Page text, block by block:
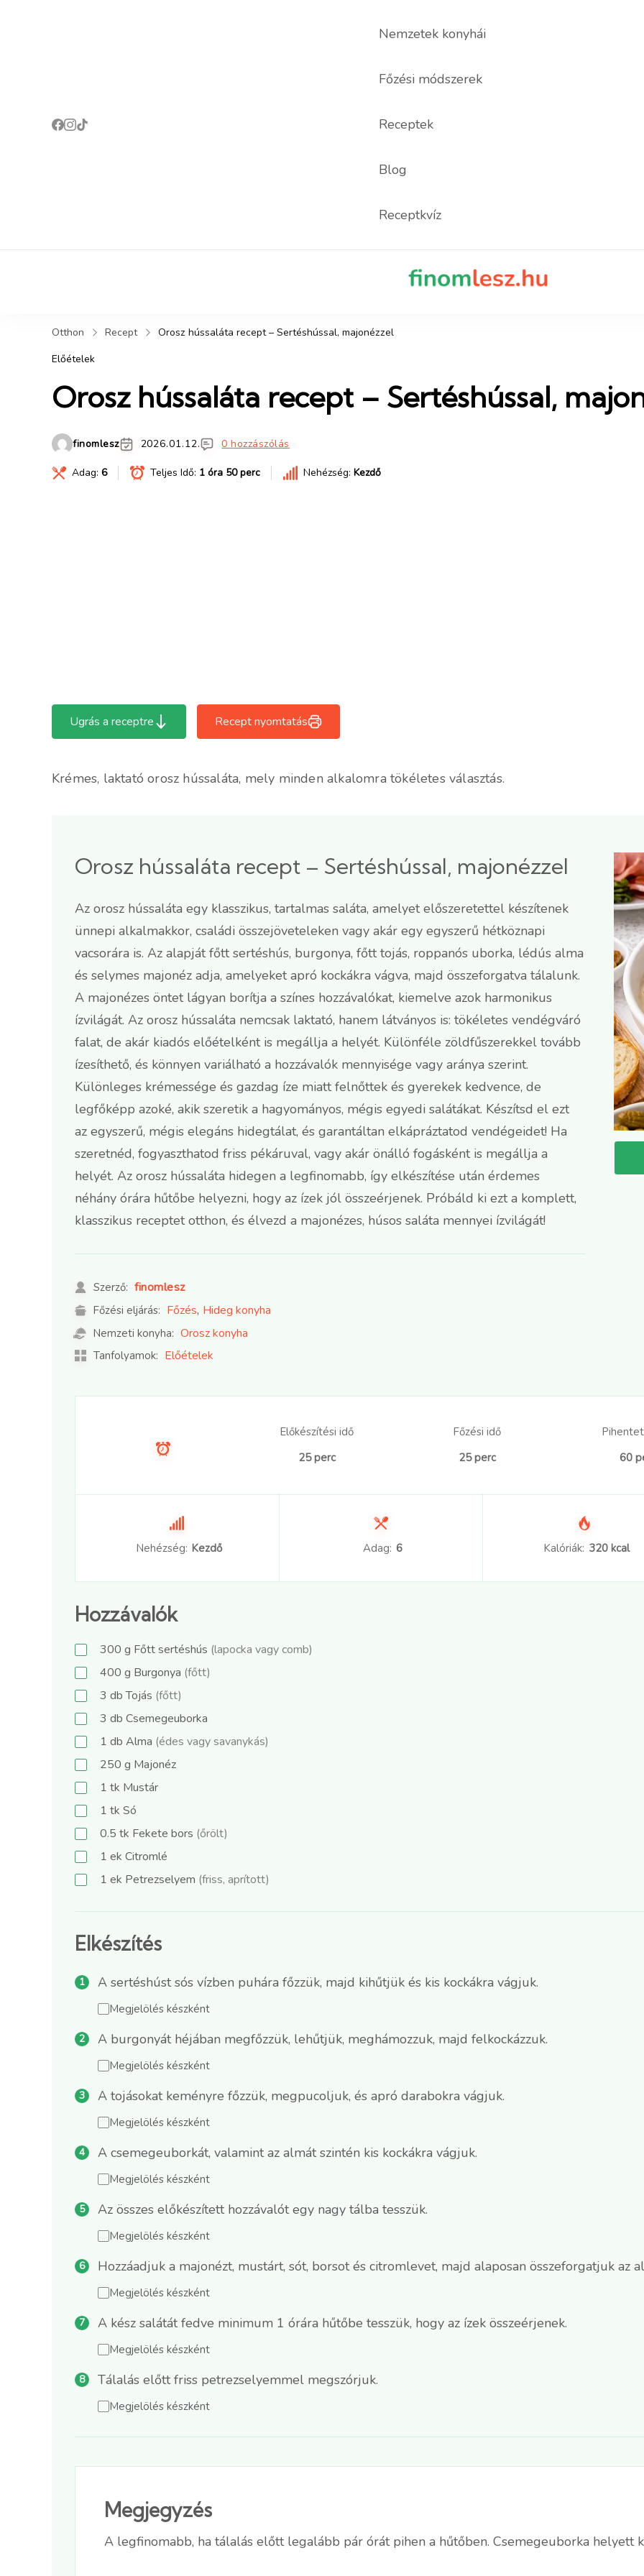
Nemzetek konyhái
Főzési módszerek
Receptek
Blog
Receptkvíz
Otthon Recept
Orosz hússaláta recept – Sertéshússal, majonézzel
Előételek
Orosz hússaláta recept – Sertéshússal,
finomlesz 2026.01.12. 0 hozzászólás
Adag: 6 Teljes Idő: 1 óra 50 perc Nehézség: Kezdő
Ugrás a receptre Recept nyomtatás
Krémes, laktató orosz hússaláta, mely minden alkalomra tökéletes választás.
Orosz hússaláta recept – Sertéshússal, majonézzel
Az orosz hússaláta egy klasszikus, tartalmas saláta, amelyet előszeretettel készítenek
ünnepi alkalmakkor, családi összejöveteleken vagy akár egy egyszerű hétköznapi
vacsorára is. Az alapját főtt sertéshús, burgonya, főtt tojás, roppanós uborka, lédús alma
és selymes majonéz adja, amelyeket apró kockákra vágva, majd összeforgatva tálalunk.
A majonézes öntet lágyan borítja a színes hozzávalókat, kiemelve azok harmonikus
ízvilágát. Az orosz hússaláta nemcsak laktató, hanem látványos is: tökéletes vendégváró
falat, de akár kiadós előételként is megállja a helyét. Különféle zöldfűszerekkel tovább
ízesíthető, és könnyen variálható a hozzávalók mennyisége vagy aránya szerint.
Különleges krémessége és gazdag íze miatt felnőttek és gyerekek kedvence, de
legfőképp azoké, akik szeretik a hagyományos, mégis egyedi salátákat. Készítsd el ezt
az egyszerű, mégis elegáns hidegtálat, és garantáltan elkápráztatod vendégeidet! Ha
szeretnéd, fogyaszthatod friss pékáruval, vagy akár önálló fogásként is megállja a
helyét. Az orosz hússaláta hidegen a legfinomabb, így elkészítése után érdemes
néhány órára hűtőbe helyezni, hogy az ízek jól összeérjenek. Próbáld ki ezt a komplett,
klasszikus receptet otthon, és élvezd a majonézes, húsos saláta mennyei ízvilágát!
Szerző: finomlesz
Főzési eljárás: Főzés, Hideg konyha
Nemzeti konyha: Orosz konyha
Tanfolyamok: Előételek
Előkészítési idő
25 perc
Főzési idő
25 perc
60
Nehézség: Kezdő Adag: 6 Kalóriák: 320 kcal
Hozzávalók
300 g Főtt sertéshús (lapocka vagy comb)
400 g Burgonya (főtt)
3 dbTojás (főtt)
3 db Csemegeuborka
1 db Alma (édes vagy savanykás)
250 g Majonéz
1 tk Mustár
1 tk Só
0.5 tk Fekete bors (őrölt)
1 ek Citromlé
1 ek Petrezselyem (friss, aprított)
Elkészítés
A sertéshúst sós vízben puhára főzzük, majd kihűtjük és kis kockákra vágjuk.
Megjelölés készként
A burgonyát héjában megfőzzük, lehűtjük, meghámozzuk, majd felkockázzuk.
Megjelölés készként
A tojásokat keményre főzzük, megpucoljuk, és apró darabokra vágjuk.
Megjelölés készként
A csemegeuborkát, valamint az almát szintén kis kockákra vágjuk.
Megjelölés készként
Az összes előkészített hozzávalót egy nagy tálba tesszük.
Megjelölés készként
Hozzáadjuk a majonézt, mustárt, sót, borsot és citromlevet, majd alaposan összeforgatjuk az
Megjelölés készként
A kész salátát fedve minimum 1 órára hűtőbe tesszük, hogy az ízek összeérjenek.
Megjelölés készként
Tálalás előtt friss petrezselyemmel megszórjuk.
Megjelölés készként
Megjegyzés
A legfinomabb, ha tálalás előtt legalább pár órát pihen a hűtőben. Csemegeuborka helyett